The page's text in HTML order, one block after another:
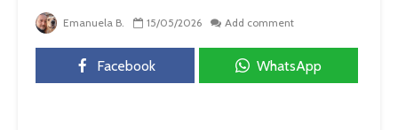
Emanuela B. 15/05/2026 Add comment
Facebook WhatsApp